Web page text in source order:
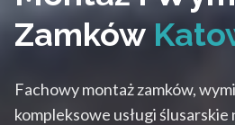
Zamków
Fachowy montaż zamków,
kompleksowe usługi